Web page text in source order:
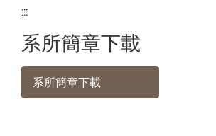
:::
系所簡章下載
系所簡章下載